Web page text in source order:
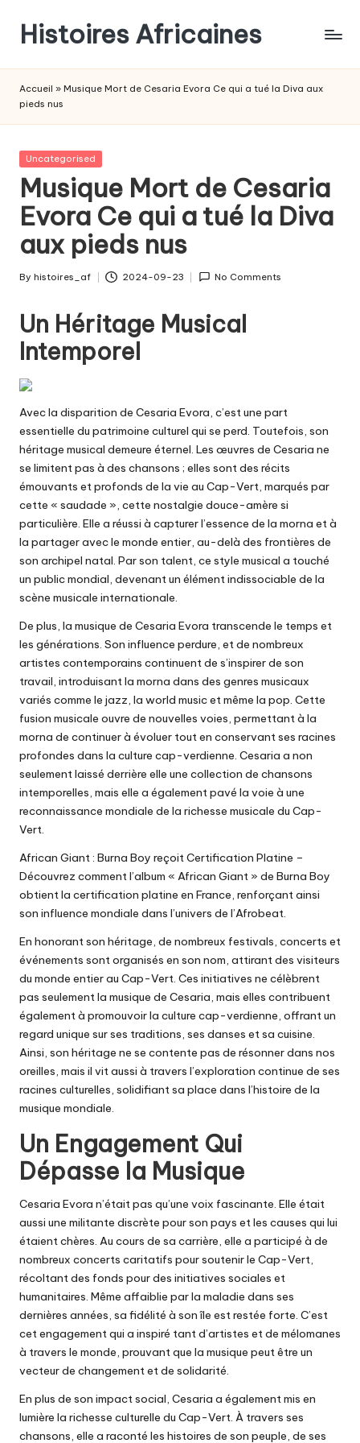
Histoires Africaines
Accueil » Musique Mort de Cesaria Evora Ce qui a tué la Diva aux
pieds nus
Posted
Uncategorised
Musique Mort de Cesaria
Evora Ce qui a tué la Diva
aux pieds nus
Posted
By histoires_af 2024-09-23 No Comments
Un Héritage Musical
Intemporel
Avec la disparition de Cesaria Evora, c’est une part
essentielle du patrimoine culturel qui se perd. Toutefois, son
héritage musical demeure éternel. Les œuvres de Cesaria ne
se limitent pas à des chansons ; elles sont des récits
émouvants et profonds de la vie au Cap-Vert, marqués par
cette « saudade », cette nostalgie douce-amère si
particulière. Elle a réussi à capturer l’essence de la morna et à
la partager avec le monde entier, au-delà des frontières de
son archipel natal. Par son talent, ce style musical a touché
un public mondial, devenant un élément indissociable de la
scène musicale internationale.
De plus, la musique de Cesaria Evora transcende le temps et
les générations. Son influence perdure, et de nombreux
artistes contemporains continuent de s’inspirer de son
travail, introduisant la morna dans des genres musicaux
variés comme le jazz, la world music et même la pop. Cette
fusion musicale ouvre de nouvelles voies, permettant à la
morna de continuer à évoluer tout en conservant ses racines
profondes dans la culture cap-verdienne. Cesaria a non
seulement laissé derrière elle une collection de chansons
intemporelles, mais elle a également pavé la voie à une
reconnaissance mondiale de la richesse musicale du Cap-
Vert.
African Giant : Burna Boy reçoit Certification Platine –
Découvrez comment l’album « African Giant » de Burna Boy
obtient la certification platine en France, renforçant ainsi
son influence mondiale dans l’univers de l’Afrobeat.
En honorant son héritage, de nombreux festivals, concerts et
événements sont organisés en son nom, attirant des visiteurs
du monde entier au Cap-Vert. Ces initiatives ne célèbrent
pas seulement la musique de Cesaria, mais elles contribuent
également à promouvoir la culture cap-verdienne, offrant un
regard unique sur ses traditions, ses danses et sa cuisine.
Ainsi, son héritage ne se contente pas de résonner dans nos
oreilles, mais il vit aussi à travers l’exploration continue de ses
racines culturelles, solidifiant sa place dans l’histoire de la
musique mondiale.
Un Engagement Qui
Dépasse la Musique
Cesaria Evora n’était pas qu’une voix fascinante. Elle était
aussi une militante discrète pour son pays et les causes qui lui
étaient chères. Au cours de sa carrière, elle a participé à de
nombreux concerts caritatifs pour soutenir le Cap-Vert,
récoltant des fonds pour des initiatives sociales et
humanitaires. Même affaiblie par la maladie dans ses
dernières années, sa fidélité à son île est restée forte. C’est
cet engagement qui a inspiré tant d’artistes et de mélomanes
à travers le monde, prouvant que la musique peut être un
vecteur de changement et de solidarité.
En plus de son impact social, Cesaria a également mis en
lumière la richesse culturelle du Cap-Vert. À travers ses
chansons, elle a raconté les histoires de son peuple, de ses